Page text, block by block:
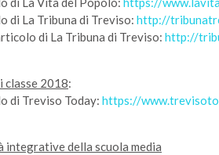
di La Tribuna di Treviso: http://
di La Tribuna di Treviso: http://
classe 2018:
di Treviso Today: https://
integrative della scuola media